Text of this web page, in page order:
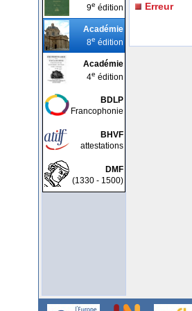
9e édition
Académie
8e édition
Académie
4e édition
BDLP
Francophonie
BHVF
attestations
DMF
(1330 - 1500)
Erreur